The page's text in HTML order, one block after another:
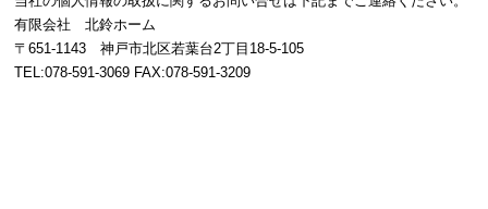
有限会社 北鈴ホーム
〒651-1143 神戸市北区若葉台2丁目18-5-105
TEL:078-591-3069 FAX:078-591-3209